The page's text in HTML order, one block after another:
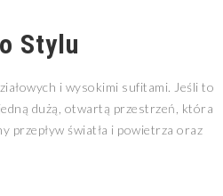
Stylu
i wysokimi sufitami. Jeśli to
dużą, otwartą przestrzeń, która
przepływ światła i powietrza oraz